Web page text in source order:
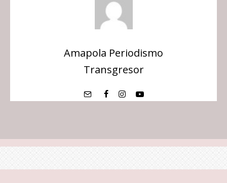
Amapola Periodismo
Transgresor